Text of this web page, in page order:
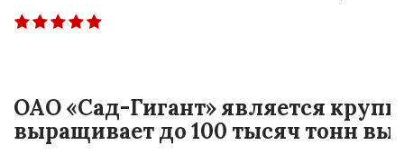
ОАО «Сад-Гигант» является
выращивает до 100 тысяч тонн